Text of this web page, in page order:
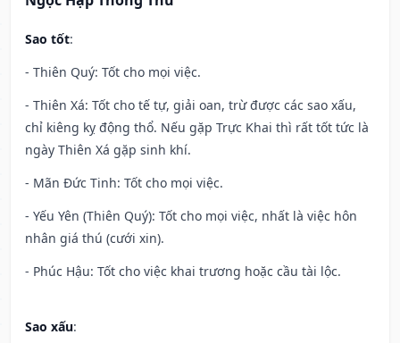
Sao tốt:
- Thiên Quý: Tốt cho mọi việc.
- Thiên Xá: Tốt cho tế tự, giải oan, trừ được các sao xấu,
chỉ kiêng kỵ động thổ. Nếu gặp Trực Khai thì rất tốt tức là
ngày Thiên Xá gặp sinh khí.
- Mãn Đức Tinh: Tốt cho mọi việc.
- Yếu Yên (Thiên Quý): Tốt cho mọi việc, nhất là việc hôn
nhân giá thú (cưới xin).
- Phúc Hậu: Tốt cho việc khai trương hoặc cầu tài lộc.
Sao xấu: